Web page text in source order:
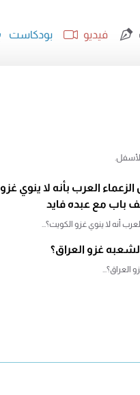
بودكاست فيديو
العرب بأنه لا ينوي غزو
باب مع عبده فايد
أنه لا ينوي غزو الكويت؟...
غزو العراق؟
العراق؟...